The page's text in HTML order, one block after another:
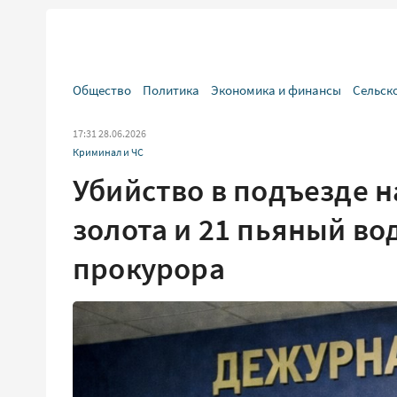
Общество Политика Экономика и финансы
17:31 28.06.2026
Криминал и ЧС
Убийство в подъезде
золота и 21 пьяный
прокурора